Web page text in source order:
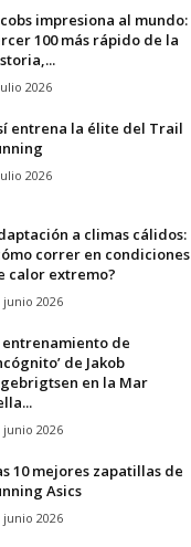
impresiona al mundo:
100 más rápido de la
2026
entrena la élite del Trail
2026
a climas cálidos:
correr en condiciones
calor extremo?
junio 2026
entrenamiento de
de Jakob
en la Mar
junio 2026
10 mejores zapatillas de
Asics
junio 2026